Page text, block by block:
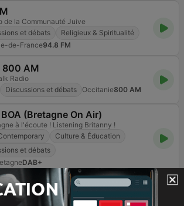
de la Communauté Juive
et débats
Religieux & Spiritualité
de-France94.8 FM
800 AM
Radio
Discussions et débats Occitanie800 AM
(Bretagne On Air)
à l'écoute ! Listening Britanny !
Culture & Éducation
et débats
DAB+
News Sport
l'info sportive toutes les 5 minutes